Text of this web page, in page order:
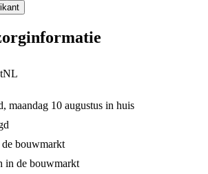
maandag 10 augustus in huis
bouwmarkt
in de bouwmarkt